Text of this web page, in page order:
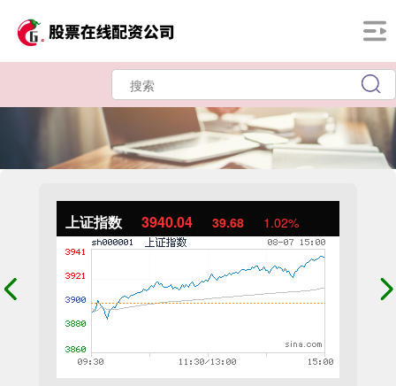
上证指数 3940.04 39.68 1.02%